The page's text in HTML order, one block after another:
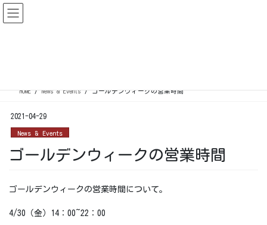
コ
ン
動
ナ
ビ
に
HOME News & Events ゴールデンウィークの営業時間
2021-04-29
News & Events
ゴールデンウィークの営業時間
ゴールデンウィークの営業時間について。
4/30（金）14：00~22：00